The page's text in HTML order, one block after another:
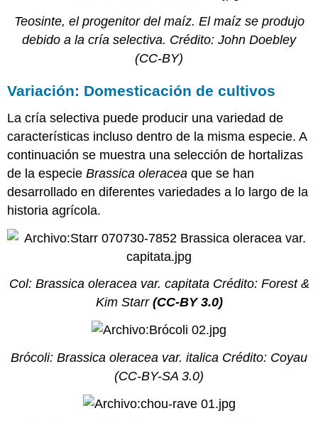
Crecimiento
de
Resistencia
Daño
Resistencia
La
emergencia
de
supermalas
a
Ingeniería
Teosinte, el progenitor del maíz. El maíz se produjo
debido a la cría selectiva. Crédito: John Doebley
(CC-BY)
Variación: Domesticación de cultivos
La cría selectiva puede producir una variedad de
características incluso dentro de la misma especie. A
continuación se muestra una selección de hortalizas
de la especieBrassica oleracea que se han
desarrollado en diferentes variedades a lo largo de la
historia agrícola.
Col: Brassica oleracea var. capitata Crédito: Forest &
Kim Starr (CC-BY 3.0)
Brócoli: Brassica oleracea var. italica Crédito: Coyau
(CC-BY-SA 3.0)